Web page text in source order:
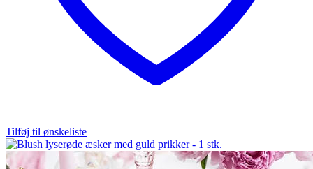
Tilføj til ønskeliste